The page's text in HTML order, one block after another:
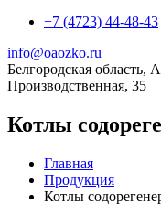
+7 (4723) 44-48-43
info@oaozko.ru
Белгородская область,
Производственная, 35
Котлы
Главная
Продукция
Котлы